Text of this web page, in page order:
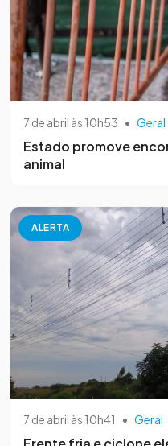
7 de abril às 10h53 • Geral
Estado promove
animal
ALERTA
7 de abril às 10h41 • Geral